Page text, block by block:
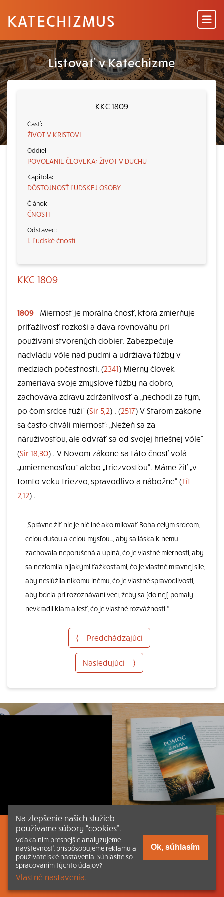
KATECHIZMUS
Listovať v Katechizme
KKC 1809
ŽIVOT V KRISTOVI
POVOLANIE ČLOVEKA: ŽIVOT V DUCHU
DÔSTOJNOSŤ ĽUDSKEJ OSOBY
ČNOSTI
I. Ľudské čnosti
KKC 1809
1809
Miernosť je morálna čnosť, ktorá zmierňuje
príťažlivosť rozkoší a dáva rovnováhu pri
používaní stvorených dobier. Zabezpečuje
nadvládu vôle nad pudmi a udržiava túžby v
medziach počestnosti. (2341) Mierny človek
zameriava svoje zmyslové túžby na dobro,
zachováva zdravú zdržanlivosť a „nechodí za tým,
po čom srdce túži“ (Sir 5,2) . (2517) V Starom zákone
sa často chváli miernosť: „Nežeň sa za
náruživosťou, ale odvráť sa od svojej hriešnej vôle“
(Sir 18,30) . V Novom zákone sa táto čnosť volá
„umiernenosťou“ alebo „triezvosťou“. Máme žiť „v
tomto veku triezvo, spravodlivo a nábožne“ (Tít
2,12) .
„Správne žiť nie je nič iné ako milovať Boha celým srdcom,
celou dušou a celou mysľou…, aby sa láska k nemu
zachovala neporušená a úplná, čo je vlastné miernosti, aby
sa nezlomila nijakými ťažkosťami, čo je vlastné mravnej sile,
aby neslúžila nikomu inému, čo je vlastné spravodlivosti,
aby bdela pri rozoznávaní vecí, žeby sa [do nej] pomaly
nevkradli klam a lesť, čo je vlastné rozvážnosti.“
⟨ Predchádzajúci
Nasledujúci ⟩
Listovať Obsah Dokumenty a články
Kontakt Tlačená verzia Katechizmu
© 2026 katechizmus.sk |
funguje aj vďaka kresťanskému kníhkupectvu
Na zlepšenie našich služieb
používame súbory “cookies”.
Vďaka nim presnejšie analyzujeme
návštevnosť, prispôsobujeme reklamu a
používateľské nastavenia. Súhlasíte so
spracovaním týchto údajov?
Vlastné nastavenia.
Ok, súhlasím